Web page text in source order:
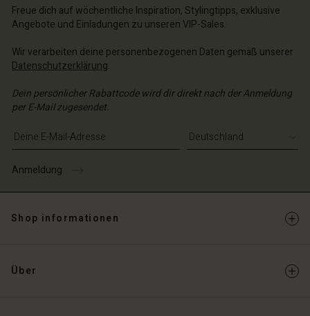
Freue dich auf wöchentliche Inspiration, Stylingtipps, exklusive
Angebote und Einladungen zu unseren VIP-Sales.
Wir verarbeiten deine personenbezogenen Daten gemäß unserer
Datenschutzerklärung.
Dein persönlicher Rabattcode wird dir direkt nach der Anmeldung
per E-Mail zugesendet.
E-Mail-Adresse eingeben
Anmeldung
Shop informationen
Über